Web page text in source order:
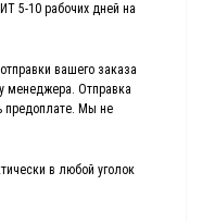
5-10 рабочих дней на
вашего заказа
менеджера. Отправка
предоплате. Мы не
в любой уголок